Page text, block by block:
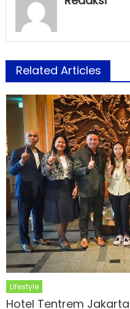
Related Articles
Lifestyle
Hotel Tentrem